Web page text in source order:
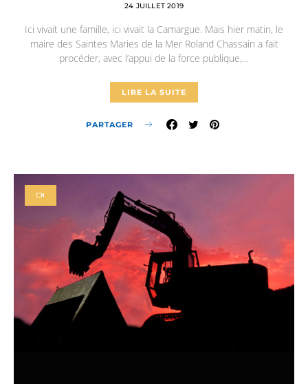
24 JUILLET 2019
Ici vivait une famille, ici vivait la Camargue. Mais hier matin, le
maire des Saintes Maries de la Mer Roland Chassain a fait
procéder, avec l’appui de la force publique,…
LIRE LA SUITE
PARTAGER